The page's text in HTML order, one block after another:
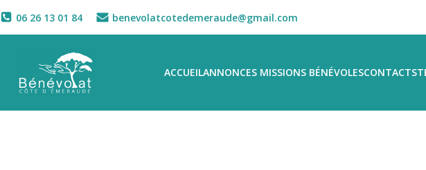
06 26 13 01 84 benevolatcotedemeraude@gmail.com
ACCUEILANNONCES MISSIONS BÉNÉVOLESCONTACTS